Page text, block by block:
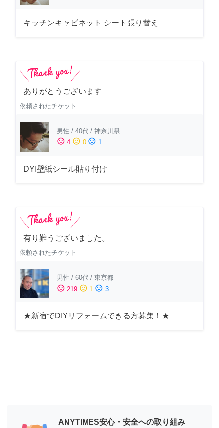
キッチンキャビネット シート張り替え
ありがとうございます
依頼されたチケット
男性 / 40代 / 神奈川県
sentiment_satisfied 4 sentiment_neutral 0 sentiment_dissatisfied 1
DYI壁紙シール貼り付け
有り難うございました。
依頼されたチケット
男性 / 60代 / 東京都
sentiment_satisfied 219 sentiment_neutral 1 sentiment_dissatisfied 3
★新宿でDIYリフォームできる方募集！★
ANYTIMES安心・安全への取り組み